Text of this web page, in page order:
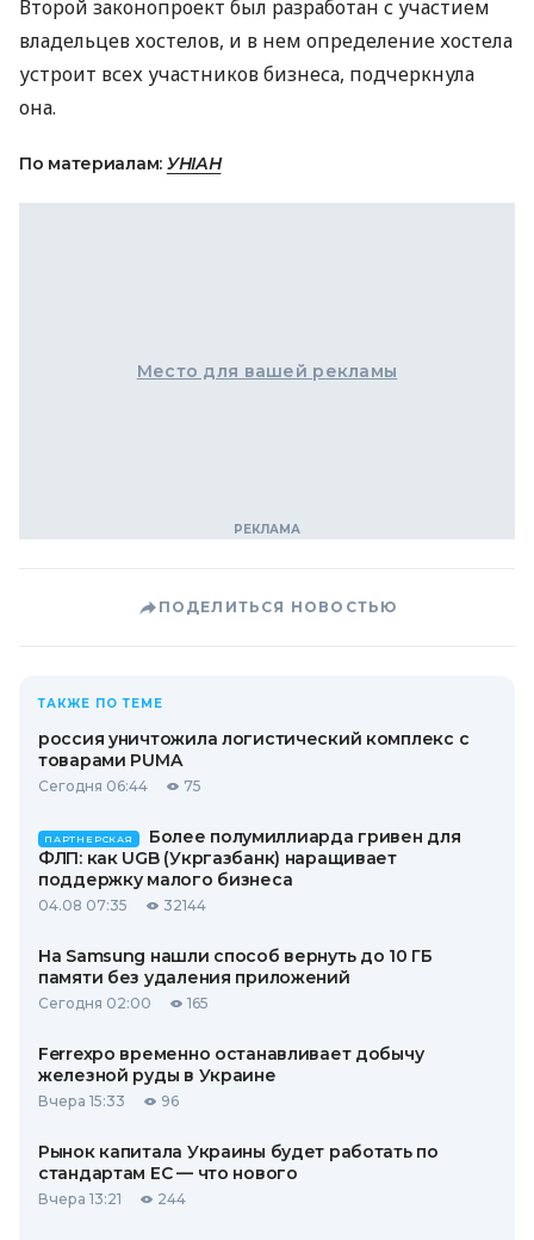
Второй законопроект был разработан с участием
владельцев хостелов, и в нем определение хостела
устроит всех участников бизнеса, подчеркнула
она.
По материалам: УНІАН
Место для вашей рекламы
ПОДЕЛИТЬСЯ НОВОСТЬЮ
ТАКЖЕ ПО ТЕМЕ
россия уничтожила логистический комплекс с
товарами PUMA
Сегодня 06:44 75
ПАРТНЕРСКАЯ
Более полумиллиарда гривен для
ФЛП: как UGB (Укргазбанк) наращивает
поддержку малого бизнеса
04.08 07:35 32144
На Samsung нашли способ вернуть до 10 ГБ
памяти без удаления приложений
Сегодня 02:00 165
Ferrexpo временно останавливает добычу
железной руды в Украине
Вчера 15:33 96
Рынок капитала Украины будет работать по
стандартам ЕС — что нового
Вчера 13:21 244